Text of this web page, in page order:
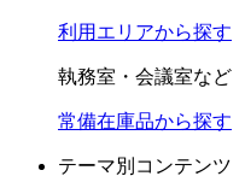
利用エリアから探す
執務室・会議室など
常備在庫品から探す
テーマ別コンテンツ